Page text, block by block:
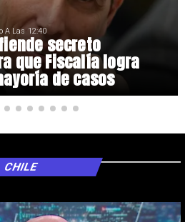
secreto
que Fiscalía logra
de casos
A Las 12:40
CHILE